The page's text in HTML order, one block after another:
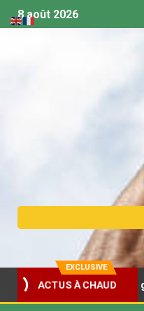
8 août 2026
EXCLUSIVE
ACTUS À CHAUD
(F) : Le Sénégal craque à